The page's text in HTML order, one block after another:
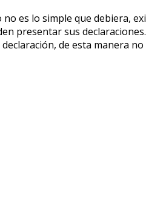
no es lo simple que debiera,
presentar sus
de esta manera